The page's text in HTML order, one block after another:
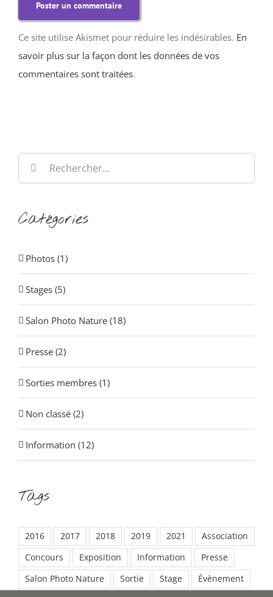
Ce site utilise Akismet pour réduire les indésirables. En
savoir plus sur la façon dont les données de vos
commentaires sont traitées.
Rechercher:
Catégories
Photos (1)
Stages (5)
Salon Photo Nature (18)
Presse (2)
Sorties membres (1)
Non classé (2)
Information (12)
Tags
2016 2017 2018 2019 2021
Association
Concours
Exposition Information
Presse
Salon Photo Nature
Sortie Stage Évènement